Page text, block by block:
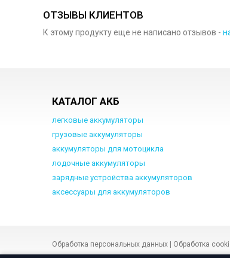
ОТЗЫВЫ КЛИЕНТОВ
К этому продукту еще не написано отзывов -
КАТАЛОГ АКБ
легковые аккумуляторы
грузовые аккумуляторы
аккумуляторы для мотоцикла
лодочные аккумуляторы
зарядные устройства аккумуляторов
аксессуары для аккумуляторов
Обработка персональных данных Обработка